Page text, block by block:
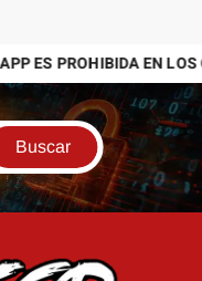
ES PROHIBIDA EN LOS